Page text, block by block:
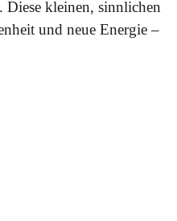
kleinen, sinnlichen
und neue Energie –